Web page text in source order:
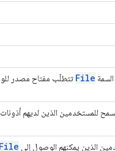
File تتطلّب مفتاح مصدر
للمستخدمين الذين لديهم أذونات
الذين يمكنهم الوصول إلى File